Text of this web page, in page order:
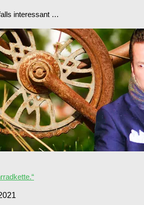
interessant …